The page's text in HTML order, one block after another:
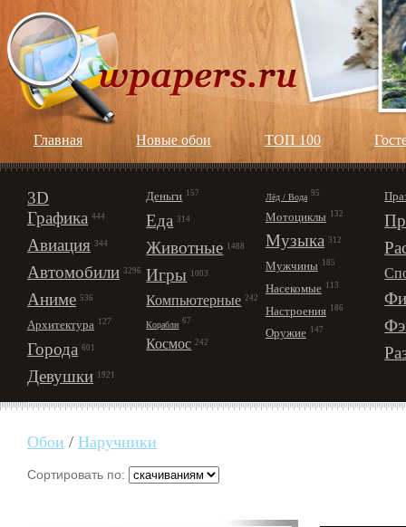
Главная Новые обои ТОП 100
3D
Графика 444
Авиация 344
Автомобили 3296
Аниме 536
Архитектура 127
Города 601
Девушки 1921
Деньги 157
Еда 314
Животные 1488
Игры 1003
Компьютерные 242
Корабли 67
Космос 242
Лёд / Вода 95
Мотоциклы 132
Музыка 312
Мужчины 185
Насекомые 113
Настроения 186
Оружие 147
Обои / Наручники
Сортировать по: